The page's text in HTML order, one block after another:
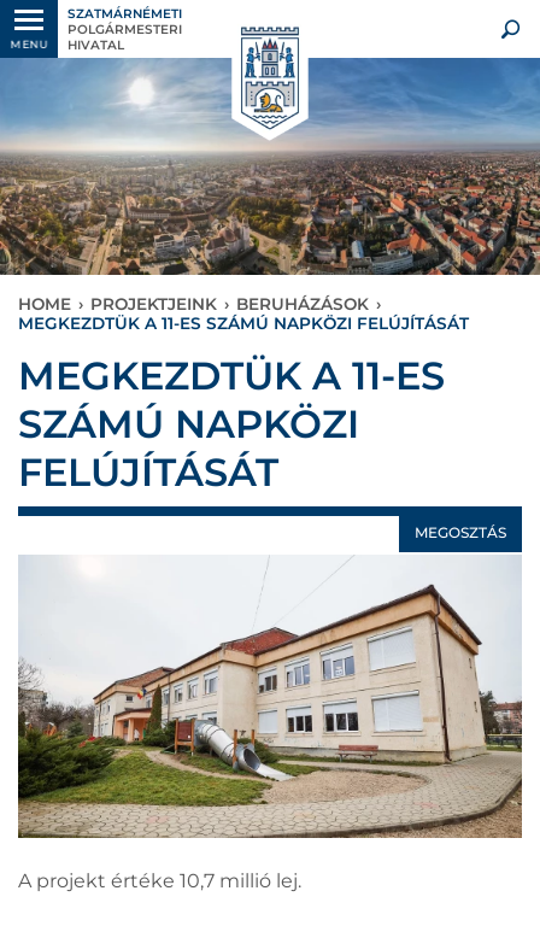
MENU
SZATMÁRNÉMETI
POLGÁRMESTERI
HIVATAL
HOME › PROJEKTJEINK › BERUHÁZÁSOK ›
MEGKEZDTÜK A 11-ES SZÁMÚ NAPKÖZI FELÚJÍTÁSÁT
MEGKEZDTÜK A 11-ES
SZÁMÚ NAPKÖZI
FELÚJÍTÁSÁT
MEGOSZTÁS
A projekt értéke 10,7 millió lej.